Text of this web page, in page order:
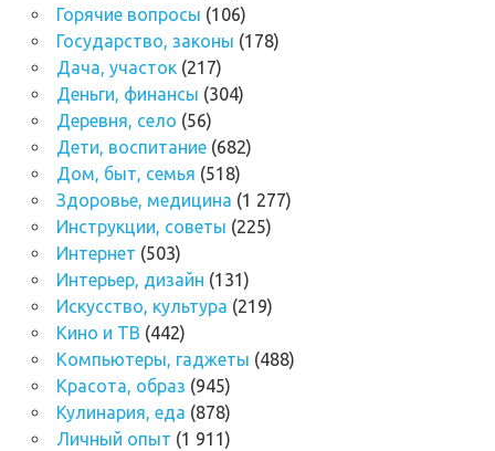
Горячие вопросы (106)
Государство, законы (178)
Дача, участок(217)
Деньги, финансы (304)
Деревня, село (56)
Дети, воспитание(682)
Дом, быт, семья (518)
Здоровье, медицина (1 277)
Инструкции, советы (225)
Интернет (503)
Интерьер, дизайн (131)
Искусство, культура (219)
Кино и ТВ (442)
Компьютеры, гаджеты (488)
Красота, образ (945)
Кулинария, еда (878)
Личный опыт (1 911)